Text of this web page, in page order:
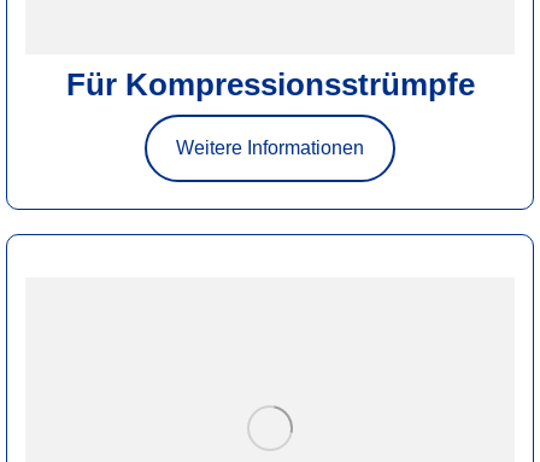
Für Kompressionsstrümpfe
Weitere Informationen